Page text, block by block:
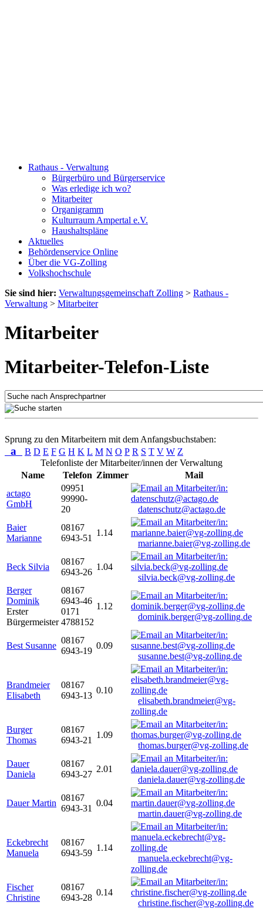
Rathaus - Verwaltung
Bürgerbüro und Bürgerservice
Was erledige ich wo?
Mitarbeiter
Organigramm
Kulturraum Ampertal e.V.
Haushaltspläne
Aktuelles
Behördenservice Online
Über die VG-Zolling
Volkshochschule
Sie sind hier: Verwaltungsgemeinschaft Zolling > Rathaus -
Verwaltung > Mitarbeiter
Mitarbeiter
Mitarbeiter-Telefon-Liste
Sprung zu den Mitarbeitern mit dem Anfangsbuchstaben:
a B D E F G H K L M N O P R S T V W Z
Telefonliste der Mitarbeiter/innen der Verwaltung
Name
Telefon Zimmer
Mail
actago
GmbH
09951
99990-
20
datenschutz@actago.de
Baier
Marianne
08167
6943-51
1.14
marianne.baier@vg-zolling.de
Beck Silvia
08167
6943-26
1.04
silvia.beck@vg-zolling.de
Berger
Dominik
Erster
Bürgermeister
08167
6943-46
0171
4788152
1.12
dominik.berger@vg-zolling.de
Best Susanne
08167
6943-19
0.09
susanne.best@vg-zolling.de
Brandmeier
Elisabeth
08167
6943-13
0.10
elisabeth.brandmeier@vg-
zolling.de
Burger
Thomas
08167
6943-21
1.09
thomas.burger@vg-zolling.de
Dauer
Daniela
08167
6943-27
2.01
daniela.dauer@vg-zolling.de
Dauer Martin
08167
6943-31
0.04
martin.dauer@vg-zolling.de
Eckebrecht
Manuela
08167
6943-59
1.14
manuela.eckebrecht@vg-
zolling.de
Fischer
Christine
08167
6943-28
0.14
christine.fischer@vg-zolling.de